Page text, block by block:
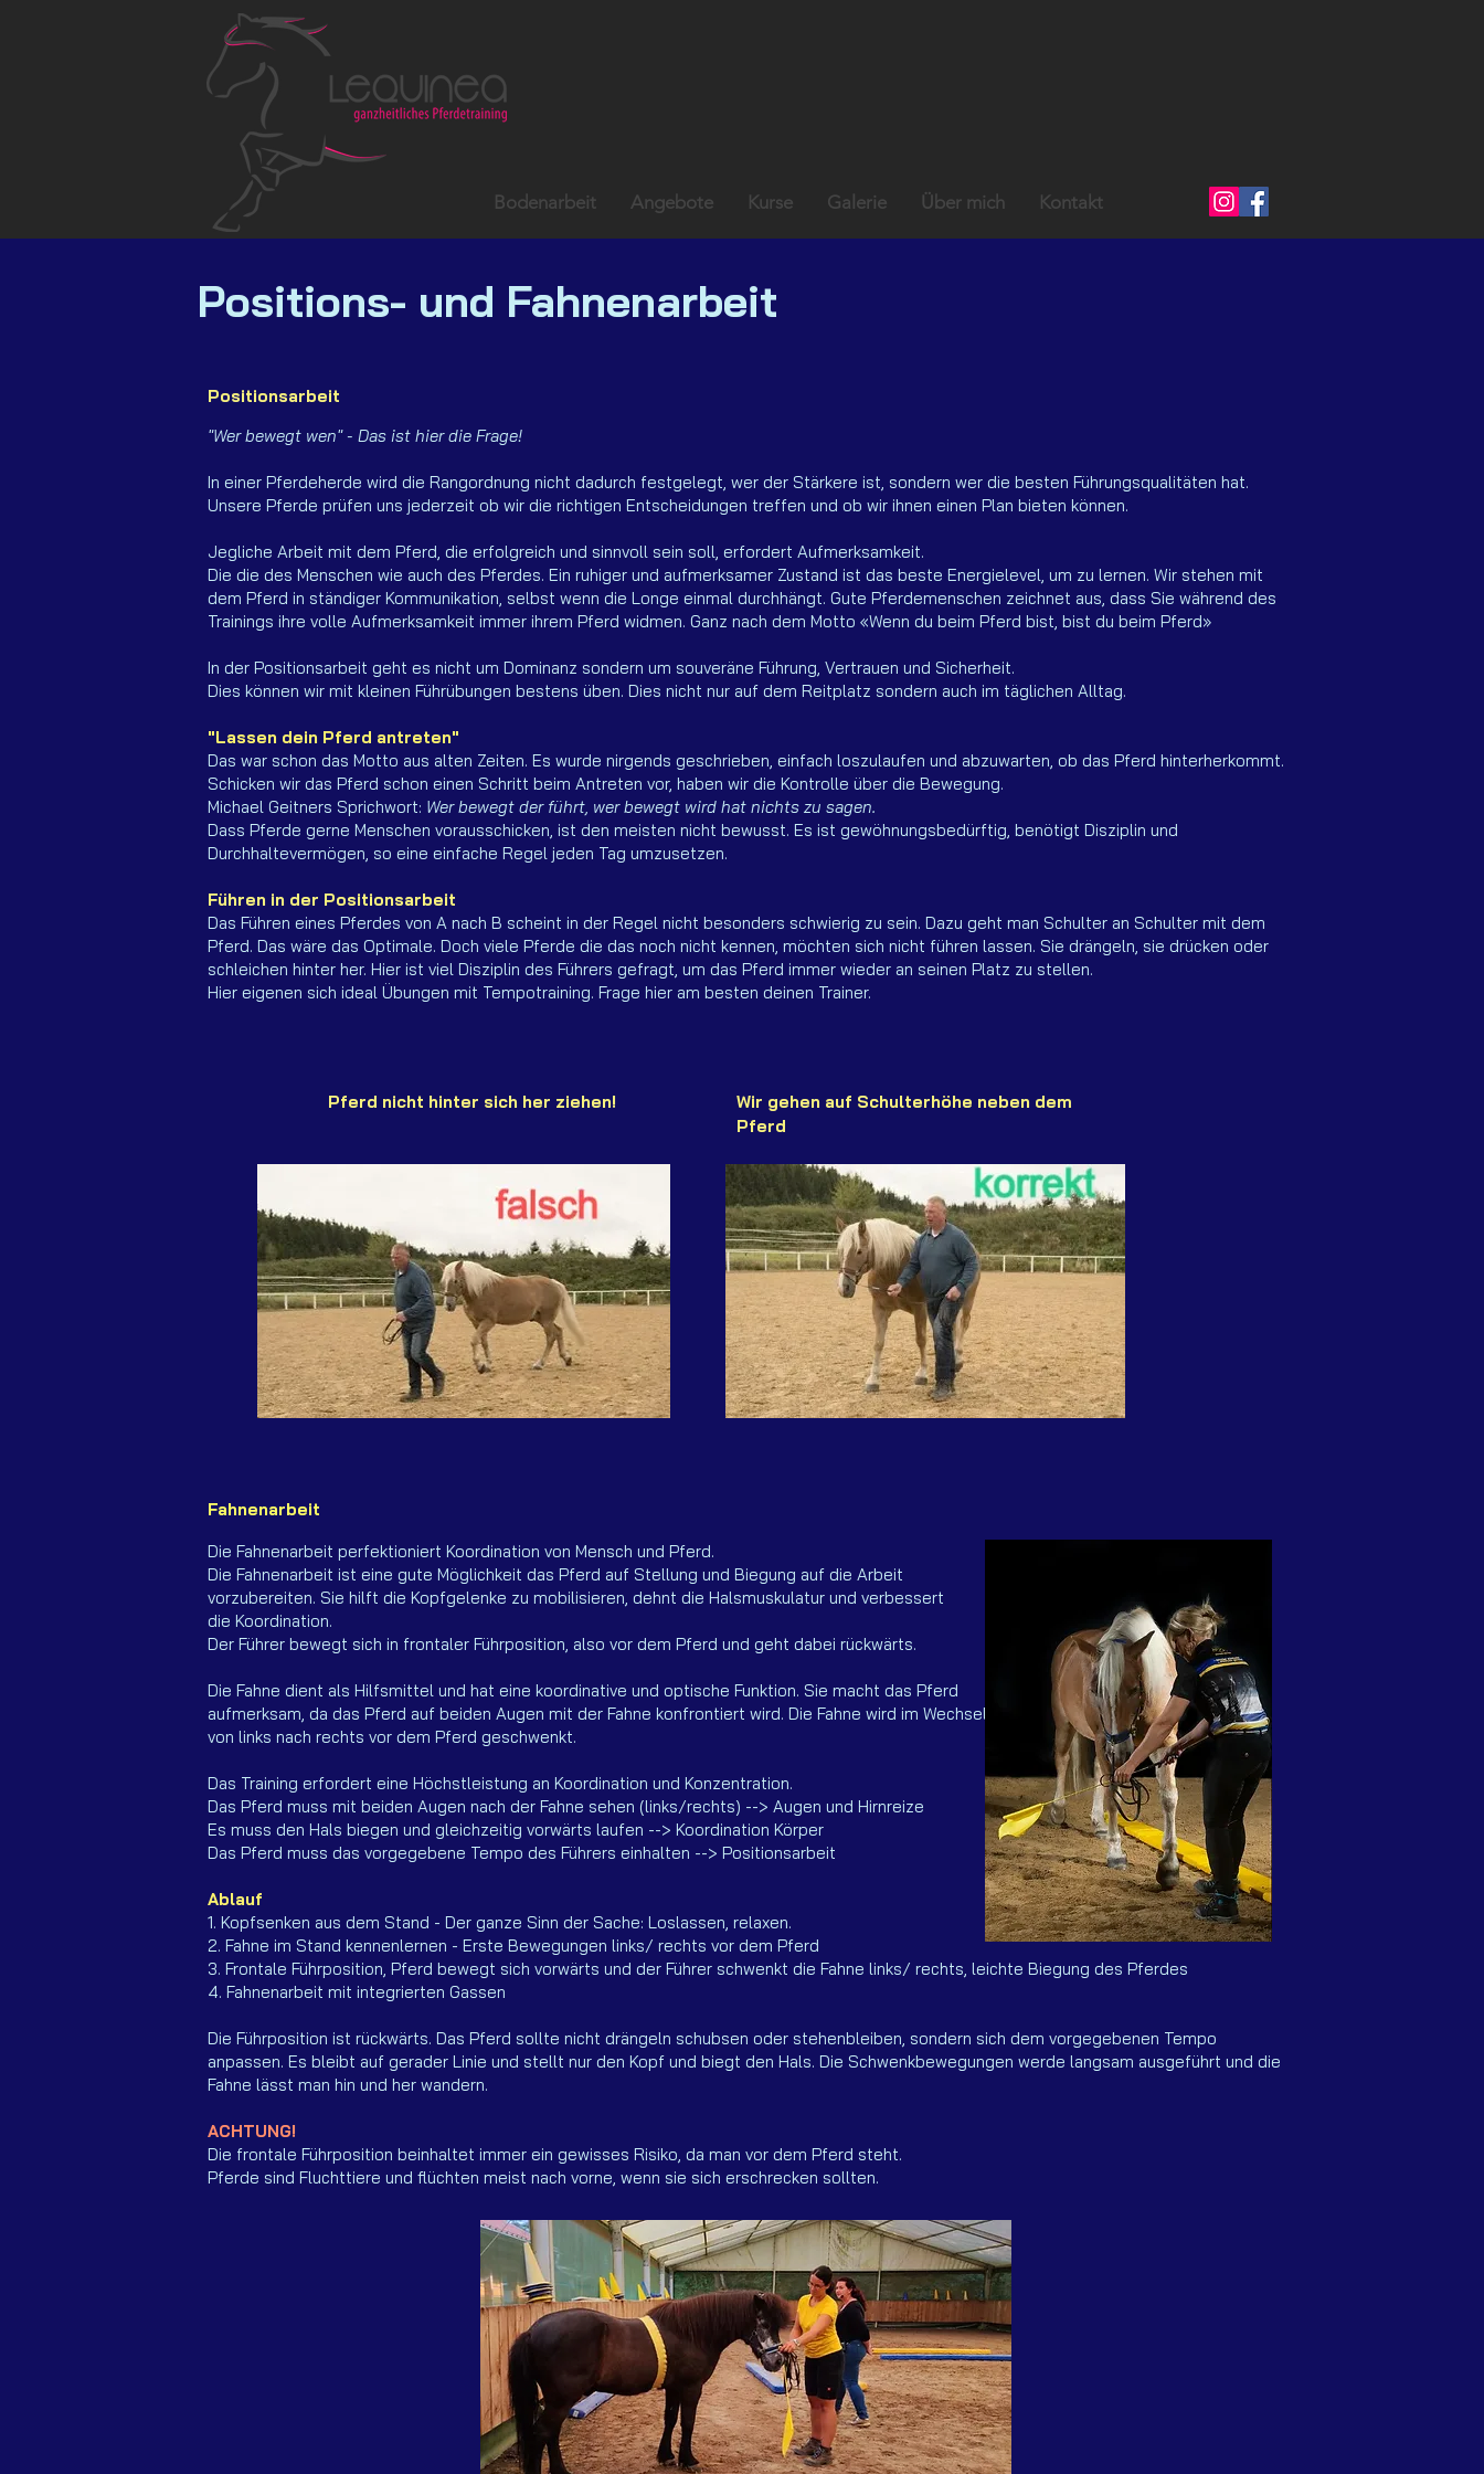
Bodenarbeit Angebote Kurse Galerie Über mich Kontakt
Positions- und Fahnenarbeit
Positionsarbeit
"Wer bewegt wen" - Das ist hier die Frage!
In einer Pferdeherde wird die Rangordnung nicht dadurch festgelegt, wer der Stärkere ist, sondern wer die besten Führungsqualitäten hat.
Unsere Pferde prüfen uns jederzeit ob wir die richtigen Entscheidungen treffen und ob wir ihnen einen Plan bieten können.
Jegliche Arbeit mit dem Pferd, die erfolgreich und sinnvoll sein soll, erfordert Aufmerksamkeit.
Die die des Menschen wie auch des Pferdes. Ein ruhiger und aufmerksamer Zustand ist das beste Energielevel, um zu lernen. Wir stehen mit
dem Pferd in ständiger Kommunikation, selbst wenn die Longe einmal durchhängt. Gute Pferdemenschen zeichnet aus, dass Sie während des
Trainings ihre volle Aufmerksamkeit immer ihrem Pferd widmen. Ganz nach dem Motto «Wenn du beim Pferd bist, bist du beim Pferd»
In der Positionsarbeit geht es nicht um Dominanz sondern um souveräne Führung, Vertrauen und Sicherheit.
Dies können wir mit kleinen Führübungen bestens üben. Dies nicht nur auf dem Reitplatz sondern auch im täglichen Alltag.
"Lassen dein Pferd antreten"
Das war schon das Motto aus alten Zeiten. Es wurde nirgends geschrieben, einfach loszulaufen und abzuwarten, ob das Pferd hinterherkommt.
Schicken wir das Pferd schon einen Schritt beim Antreten vor, haben wir die Kontrolle über die Bewegung.
Michael Geitners Sprichwort: Wer bewegt der führt, wer bewegt wird hat nichts zu sagen.
Dass Pferde gerne Menschen vorausschicken, ist den meisten nicht bewusst. Es ist gewöhnungsbedürftig, benötigt Disziplin und
Durchhaltevermögen, so eine einfache Regel jeden Tag umzusetzen.
Führen in der Positionsarbeit
Das Führen eines Pferdes von A nach B scheint in der Regel nicht besonders schwierig zu sein. Dazu geht man Schulter an Schulter mit dem
Pferd. Das wäre das Optimale. Doch viele Pferde die das noch nicht kennen, möchten sich nicht führen lassen. Sie drängeln, sie drücken oder
schleichen hinter her. Hier ist viel Disziplin des Führers gefragt, um das Pferd immer wieder an seinen Platz zu stellen.
Hier eigenen sich ideal Übungen mit Tempotraining. Frage hier am besten deinen Trainer.
Pferd nicht hinter sich her ziehen!
Wir gehen auf Schulterhöhe neben dem
Pferd
Fahnenarbeit
Die Fahnenarbeit perfektioniert Koordination von Mensch und Pferd.
Die Fahnenarbeit ist eine gute Möglichkeit das Pferd auf Stellung und Biegung auf die Arbeit
vorzubereiten. Sie hilft die Kopfgelenke zu mobilisieren, dehnt die Halsmuskulatur und verbessert
die Koordination.
Der Führer bewegt sich in frontaler Führposition, also vor dem Pferd und geht dabei rückwärts.
Die Fahne dient als Hilfsmittel und hat eine koordinative und optische Funktion. Sie macht das Pferd
aufmerksam, da das Pferd auf beiden Augen mit der Fahne konfrontiert wird. Die Fahne wird im Wechsel
von links nach rechts vor dem Pferd geschwenkt.
Das Training erfordert eine Höchstleistung an Koordination und Konzentration.
Das Pferd muss mit beiden Augen nach der Fahne sehen (links/rechts) --> Augen und Hirnreize
Es muss den Hals biegen und gleichzeitig vorwärts laufen --> Koordination Körper
Das Pferd muss das vorgegebene Tempo des Führers einhalten --> Positionsarbeit
Ablauf
1. Kopfsenken aus dem Stand - Der ganze Sinn der Sache: Loslassen, relaxen.
2. Fahne im Stand kennenlernen - Erste Bewegungen links/ rechts vor dem Pferd
3. Frontale Führposition, Pferd bewegt sich vorwärts und der Führer schwenkt die Fahne links/ rechts, leichte Biegung des Pferdes
4. Fahnenarbeit mit integrierten Gassen
Die Führposition ist rückwärts. Das Pferd sollte nicht drängeln schubsen oder stehenbleiben, sondern sich dem vorgegebenen Tempo
anpassen. Es bleibt auf gerader Linie und stellt nur den Kopf und biegt den Hals. Die Schwenkbewegungen werde langsam ausgeführt und die
Fahne lässt man hin und her wandern.
ACHTUNG!
Die frontale Führposition beinhaltet immer ein gewisses Risiko, da man vor dem Pferd steht.
Pferde sind Fluchttiere und flüchten meist nach vorne, wenn sie sich erschrecken sollten.